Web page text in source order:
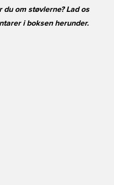
du om støvlerne? Lad os
i boksen herunder.